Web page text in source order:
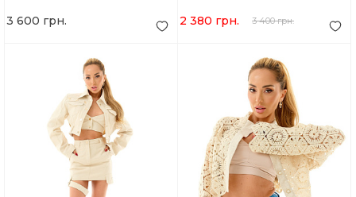
3 600 грн. 2 380 грн. 3 400 грн.